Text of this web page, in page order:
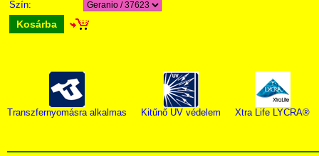
Szín:
Kosárba
Transzfernyomásra alkalmas Kitűnő UV védelem Xtra Life LYCRA®